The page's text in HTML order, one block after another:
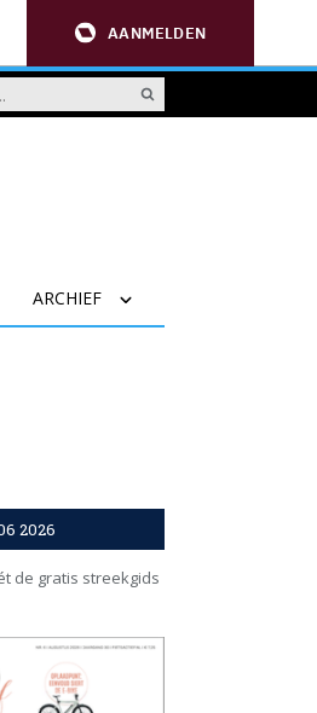
AANMELDEN
ARCHIEF
2026
de gratis streekgids